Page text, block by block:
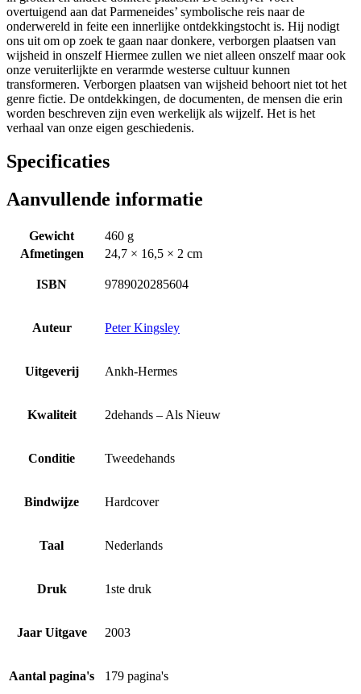
overtuigend aan dat Parmeneides’ symbolische reis naar de
onderwereld in feite een innerlijke ontdekkingstocht is. Hij nodigt
ons uit om op zoek te gaan naar donkere, verborgen plaatsen van
wijsheid in onszelf Hiermee zullen we niet alleen onszelf maar ook
onze veruiterlijkte en verarmde westerse cultuur kunnen
transformeren. Verborgen plaatsen van wijsheid behoort niet tot het
genre fictie. De ontdekkingen, de documenten, de mensen die erin
worden beschreven zijn even werkelijk als wijzelf. Het is het
verhaal van onze eigen geschiedenis.
Specificaties
Aanvullende informatie
Gewicht
460 g
Afmetingen
24,7 × 16,5 × 2 cm
ISBN 9789020285604
Auteur Peter Kingsley
Uitgeverij Ankh-Hermes
Kwaliteit 2dehands – Als Nieuw
Conditie Tweedehands
Bindwijze Hardcover
Taal Nederlands
Druk 1ste druk
Jaar Uitgave 2003
Aantal pagina's 179 pagina's